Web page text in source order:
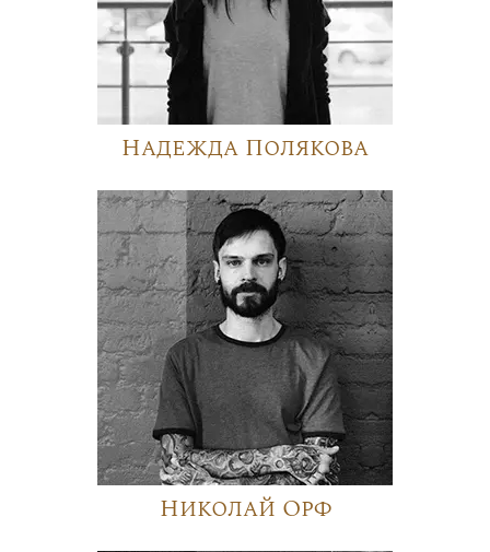
Надежда Полякова
Николай Орф